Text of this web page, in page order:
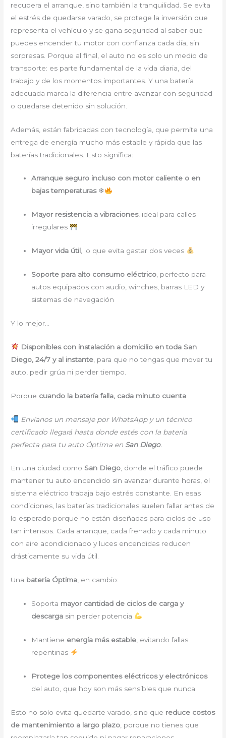
recupera el arranque, sino también la tranquilidad. Se evita
el estrés de quedarse varado, se protege la inversión que
representa el vehículo y se gana seguridad al saber que
puedes encender tu motor con confianza cada día, sin
sorpresas. Porque al final, el auto no es solo un medio de
transporte: es parte fundamental de la vida diaria, del
trabajo y de los momentos importantes. Y una batería
adecuada marca la diferencia entre avanzar con seguridad
o quedarse detenido sin solución.
Además, están fabricadas con tecnología, que permite una
entrega de energía mucho más estable y rápida que las
baterías tradicionales. Esto significa:
Arranque seguro incluso con motor caliente o en
bajas temperaturas❄
Mayor resistencia a vibraciones, ideal para calles
irregulares
Mayor vida útil , lo que evita gastar dos veces
Soporte para alto consumo eléctrico , perfecto para
autos equipados con audio, winches, barras LED y
sistemas de navegación
Y lo mejor…
Disponibles con instalación a domicilio en toda San
Diego, 24/7 y al instante , para que no tengas que mover tu
auto, pedir grúa ni perder tiempo.
Porque cuando la batería falla, cada minuto cuenta
Envíanos un mensaje por WhatsApp y un técnico
certificado llegará hasta donde estés con la batería
perfecta para tu auto Óptima en San Diego.
En una ciudad como San Diego, donde el tráfico puede
mantener tu auto encendido sin avanzar durante horas, el
sistema eléctrico trabaja bajo estrés constante. En esas
condiciones, las baterías tradicionales suelen fallar antes de
lo esperado porque no están diseñadas para ciclos de uso
tan intensos. Cada arranque, cada frenado y cada minuto
con aire acondicionado y luces encendidas reducen
drásticamente su vida útil.
Una batería Óptima, en cambio:
Soporta mayor cantidad de ciclos de carga y
descarga sin perder potencia
Mantiene energía más estable , evitando fallas
repentinas
Protege los componentes eléctricos y electrónicos
del auto, que hoy son más sensibles que nunca
Esto no solo evita quedarte varado, sino que reduce costos
de mantenimiento a largo plazo , porque no tienes que